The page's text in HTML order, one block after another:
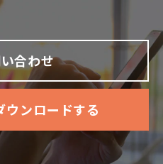
合わせ
ウンロードする